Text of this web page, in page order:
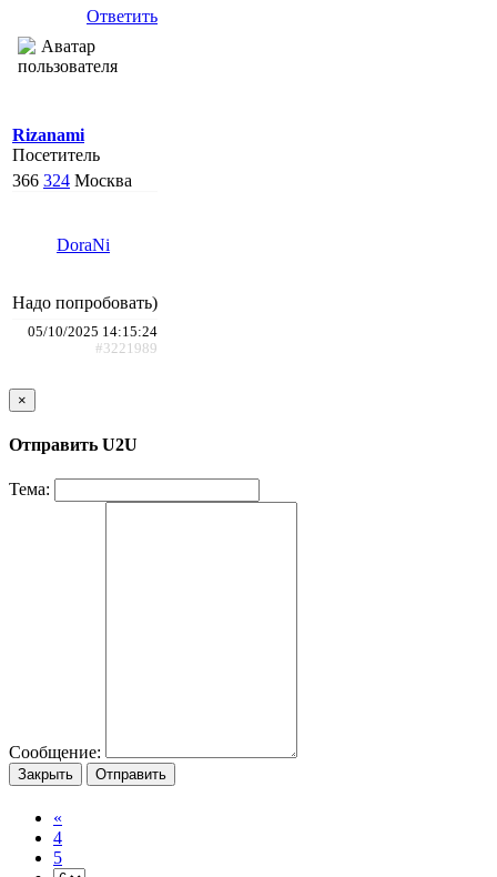
Ответить
Rizanami
Посетитель
366 324 Москва
DoraNi
Надо попробовать)
05/10/2025 14:15:24
#3221989
×
Отправить U2U
Тема:
Сообщение:
Закрыть Отправить
«
4
5